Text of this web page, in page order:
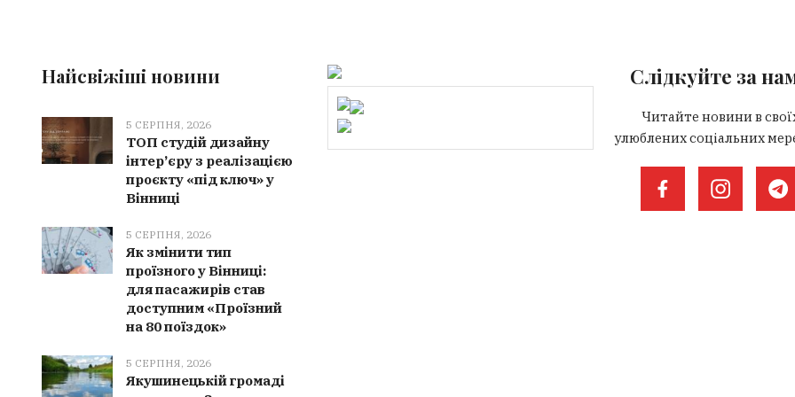
Найсвіжіші новини
5 СЕРПНЯ, 2026
ТОП студій дизайну
інтер’єру з реалізацією
проєкту «під ключ» у
Вінниці
5 СЕРПНЯ, 2026
Як змінити тип
проїзного у Вінниці:
для пасажирів став
доступним «Проїзний
на 80 поїздок»
5 СЕРПНЯ, 2026
Якушинецькій громаді
Слідкуйте за
Читайте новини в
улюблених соціальних